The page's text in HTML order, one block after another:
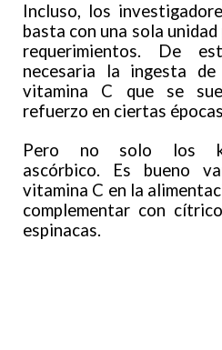
Incluso, los
basta con una sola
requerimientos. De
necesaria la ingesta
vitamina C que se
refuerzo en ciertas
Pero no solo los
ascórbico. Es bueno
vitamina C en la
complementar con
espinacas.